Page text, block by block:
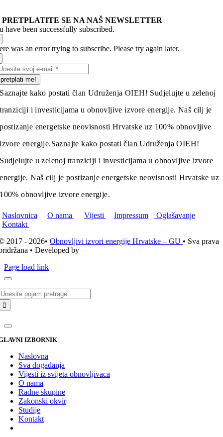
PRETPLATITE SE NA NAŠ NEWSLETTER
have been successfully subscribed.
was an error trying to subscribe. Please try again later.
pretplati me!
Saznajte kako postati član Udruženja OIEH! Sudjelujte u zelenoj
tranziciji i investicijama u obnovljive izvore energije. Naš cilj je
postizanje energetske neovisnosti Hrvatske uz 100% obnovljive
izvore energije.Saznajte kako postati član Udruženja OIEH!
Sudjelujte u zelenoj tranziciji i investicijama u obnovljive izvore
energije. Naš cilj je postizanje energetske neovisnosti Hrvatske uz
100% obnovljive izvore energije.
Naslovnica O nama Vijesti Impressum
Oglašavanje
Kontakt
2017 - 2026•Obnovljivi izvori energije Hrvatske – GU • Sva prava
• Developed by
Page load link
IZBORNIK
Naslovna
Sva događanja
Vijesti iz svijeta obnovljivaca
O nama
Radne skupine
Zakonski okvir
Studije
Kontakt